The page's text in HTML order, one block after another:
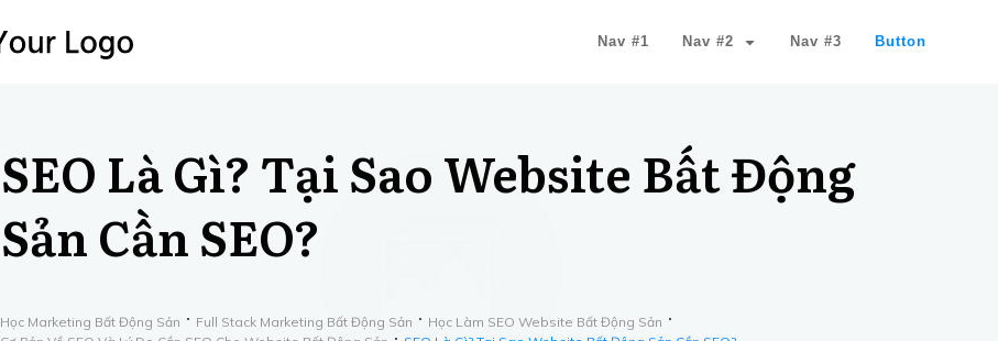
Nav #1 Nav #2 Nav #3 Button
SEO Là Gì? Tại Sao Website Bất Động
Sản Cần SEO?
Học Marketing Bất Động Sản Full Stack Marketing Bất Động Sản
​Học ​Làm SEO Website Bất Động Sản